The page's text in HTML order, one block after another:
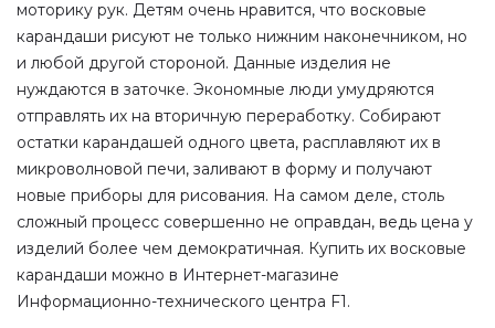
моторику рук. Детям очень нравится, что восковые
карандаши рисуют не только нижним наконечником, но
и любой другой стороной. Данные изделия не
нуждаются в заточке. Экономные люди умудряются
отправлять их на вторичную переработку. Собирают
остатки карандашей одного цвета, расплавляют их в
микроволновой печи, заливают в форму и получают
новые приборы для рисования. На самом деле, столь
сложный процесс совершенно не оправдан, ведь цена у
изделий более чем демократичная. Купить их восковые
карандаши можно в Интернет-магазине
Информационно-технического центра F1.